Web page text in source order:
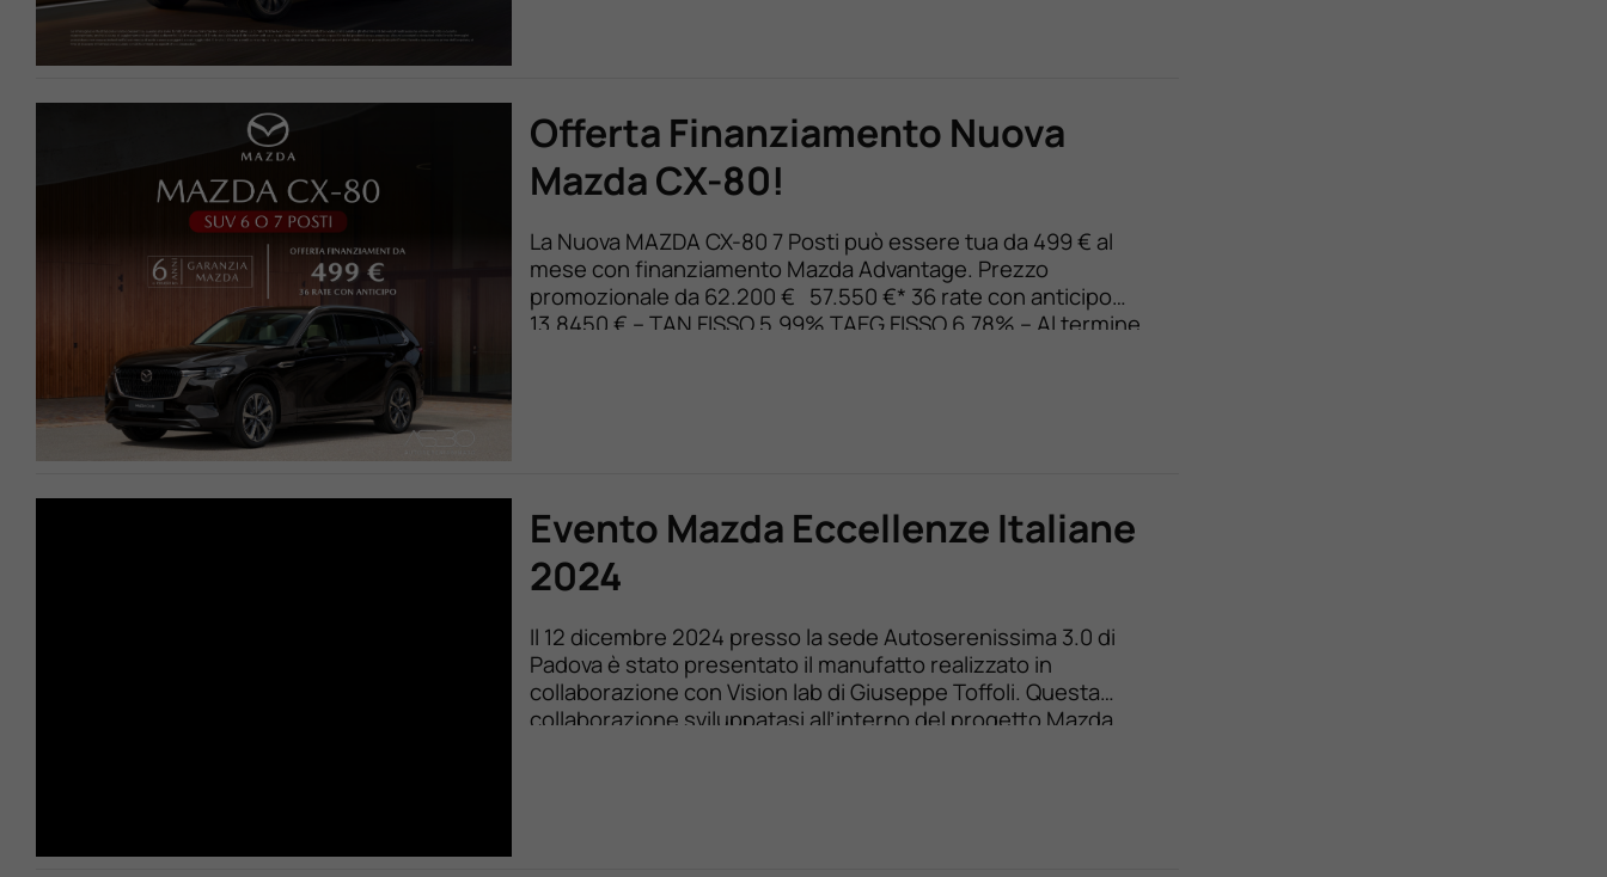
Offerta Finanziamento Nuova
Mazda CX-80!
La Nuova MAZDA CX-80 7 Posti può essere tua da 499 € al
mese con finanziamento Mazda Advantage. Prezzo
promozionale da 62.200 € 57.550 €* 36 rate con anticipo
13.8450 € – TAN FISSO 5,99% TAEG FISSO 6,78% – Al termine
Evento Mazda Eccellenze Italiane
2024
Il 12 dicembre 2024 presso la sede Autoserenissima 3.0 di
Padova è stato presentato il manufatto realizzato in
collaborazione con Vision lab di Giuseppe Toffoli. Questa
collaborazione sviluppatasi all’interno del progetto Mazda